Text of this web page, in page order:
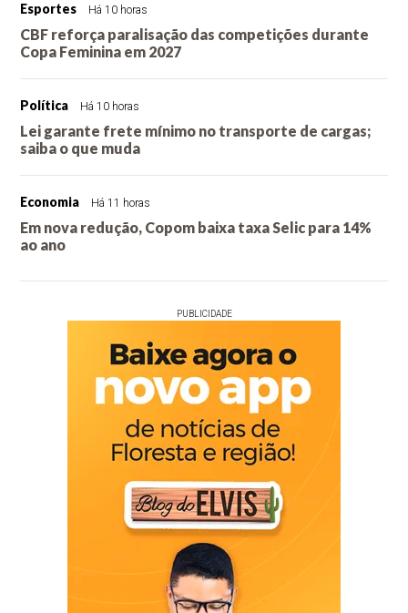
Esportes Há 10 horas
CBF reforça paralisação das competições durante
Copa Feminina em 2027
Política Há 10 horas
Lei garante frete mínimo no transporte de cargas;
saiba o que muda
Economia Há 11 horas
Em nova redução, Copom baixa taxa Selic para 14%
ao ano
PUBLICIDADE